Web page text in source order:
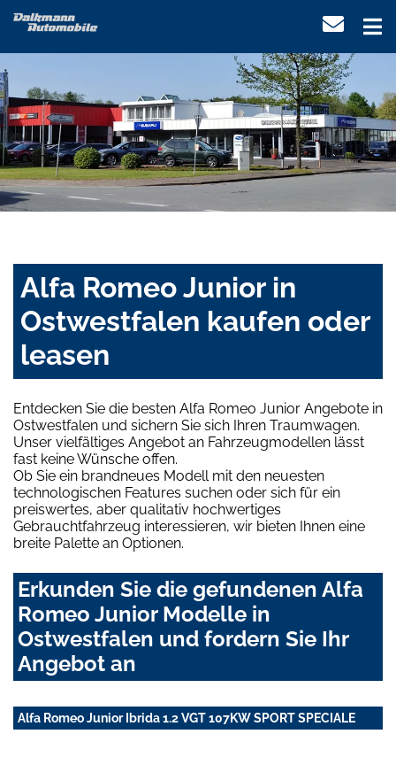
Alfa Romeo Junior in
Ostwestfalen kaufen oder
leasen
Entdecken Sie die besten Alfa Romeo Junior Angebote in
Ostwestfalen und sichern Sie sich Ihren Traumwagen.
Unser vielfältiges Angebot an Fahrzeugmodellen lässt
fast keine Wünsche offen.
Ob Sie ein brandneues Modell mit den neuesten
technologischen Features suchen oder sich für ein
preiswertes, aber qualitativ hochwertiges
Gebrauchtfahrzeug interessieren, wir bieten Ihnen eine
breite Palette an Optionen.
Erkunden Sie die gefundenen Alfa
Romeo Junior Modelle in
Ostwestfalen und fordern Sie Ihr
Angebot an
Alfa Romeo Junior Ibrida 1.2 VGT 107KW SPORT SPECIALE